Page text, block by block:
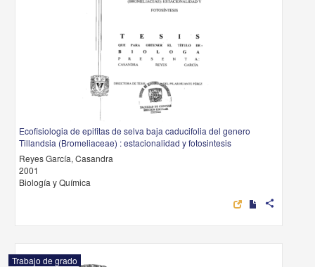
Ecofisiologia de epifitas de selva baja caducifolia del genero
Tillandsia (Bromeliaceae) : estacionalidad y fotosintesis
Reyes García, Casandra
2001
Biología y Química
share
Trabajo de grado